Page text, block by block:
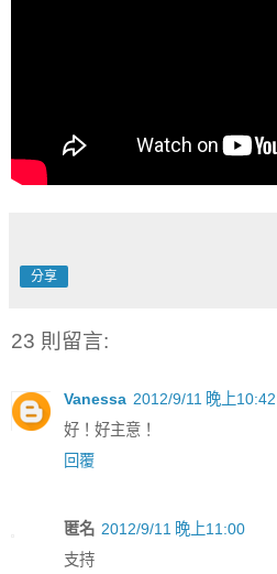
分享
23 則留言:
Vanessa 2012/9/11 晚上10:42
好！好主意！
回覆
匿名 2012/9/11 晚上11:00
支持